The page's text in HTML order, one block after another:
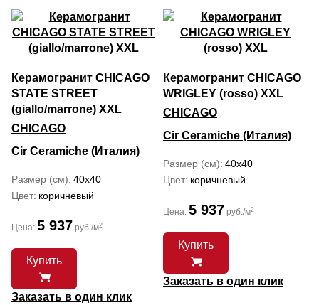
Керамогранит CHICAGO
STATE STREET
(giallo/marrone) XXL
CHICAGO
Cir Ceramiche (Италия)
Размер (см) 40x40
Цвет коричневый
Цена: 5 937 руб./м2
Купить
Заказать в один клик
Керамогранит CHICAGO
WRIGLEY (rosso) XXL
CHICAGO
Cir Ceramiche (Италия)
Размер (см) 40x40
Цвет коричневый
Цена: 5 937 руб./м2
Купить
Заказать в один клик